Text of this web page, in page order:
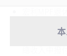
有可能冒充本公
派息、派
證。派息